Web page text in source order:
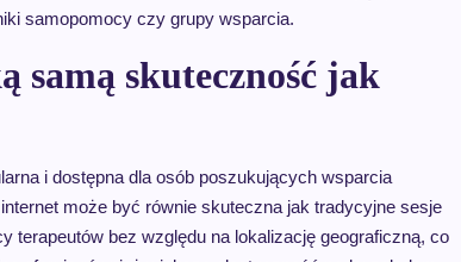
samopomocy czy grupy wsparcia.
samą skuteczność jak
i dostępna dla osób poszukujących wsparcia
może być równie skuteczna jak tradycyjne sesje
terapeutów bez względu na lokalizację geograficzną, co